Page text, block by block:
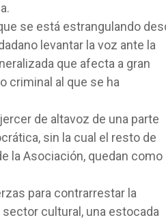
se está estrangulando
levantar la voz ante la
que afecta a gran
criminal al que se ha
de altavoz de una parte
sin la cual el resto de
la Asociación, quedan como
para contrarrestar la
cultural, una estocada